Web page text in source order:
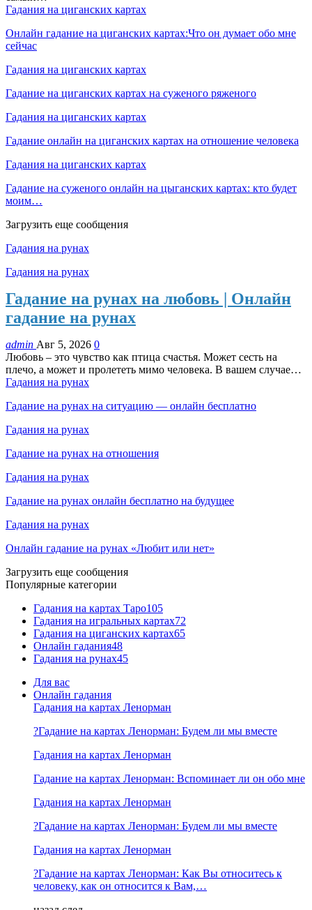
Гадания на циганских картах
Онлайн гадание на циганских картах:Что он думает обо мне
сейчас
Гадания на циганских картах
Гадание на циганских картах на суженого ряженого
Гадания на циганских картах
Гадание онлайн на циганских картах на отношение человека
Гадания на циганских картах
Гадание на суженого онлайн на цыганских картах: кто будет
моим…
Загрузить еще сообщения
Гадания на рунах
Гадания на рунах
Гадание на рунах на любовь | Онлайн
гадание на рунах
admin Авг 5, 2026 0
Любовь – это чувство как птица счастья. Может сесть на
плечо, а может и пролететь мимо человека. В вашем случае…
Гадания на рунах
Гадание на рунах на ситуацию — онлайн бесплатно
Гадания на рунах
Гадание на рунах на отношения
Гадания на рунах
Гадание на рунах онлайн бесплатно на будущее
Гадания на рунах
Онлайн гадание на рунах «Любит или нет»
Загрузить еще сообщения
Популярные категории
Гадания на картах Таро105
Гадания на игральных картах72
Гадания на циганских картах65
Онлайн гадания48
Гадания на рунах45
Для вас
Онлайн гадания
Гадания на картах Ленорман
?Гадание на картах Ленорман: Будем ли мы вместе
Гадания на картах Ленорман
Гадание на картах Ленорман: Вспоминает ли он обо мне
Гадания на картах Ленорман
?Гадание на картах Ленорман: Будем ли мы вместе
Гадания на картах Ленорман
?Гадание на картах Ленорман: Как Вы относитесь к
человеку, как он относится к Вам,…